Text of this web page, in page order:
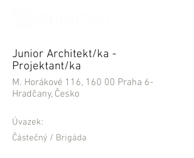
Junior Architekt/ka -
Projektant/ka
M. Horákové 116, 160 00 Praha 6-
Hradčany, Česko
Úvazek:
Částečný / Brigáda